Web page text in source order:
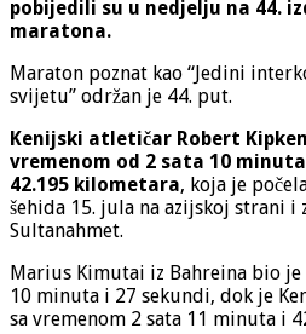
pobijedili su u nedjelju na 44.
maratona.
Maraton poznat kao “Jedini
svijetu” održan je 44. put.
Kenijski atletičar Robert
vremenom od 2 sata 10
42.195 kilometara, koja je
šehida 15. jula na azijskoj strani i
Sultanahmet.
Marius Kimutai iz Bahreina bio
10 minuta i 27 sekundi, dok je
sa vremenom 2 sata 11 minuta i